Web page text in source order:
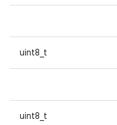
uint8_t
uint8_t